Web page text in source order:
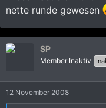
nette runde gewesen
SP
Member Inaktiv
12 November 2008